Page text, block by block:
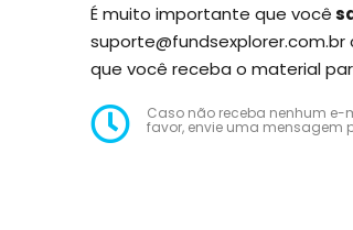
É muito importante que você
suporte@fundsexplorer.com.br
que você receba o material
Caso não receba nenhum e-
favor, envie uma mensagem